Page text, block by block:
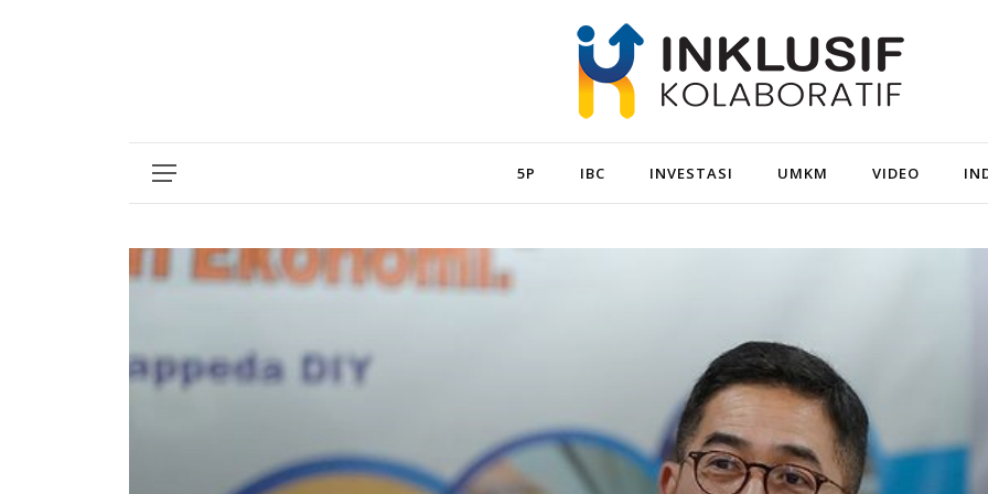
5P IBC INVESTASI UMKM VIDEO